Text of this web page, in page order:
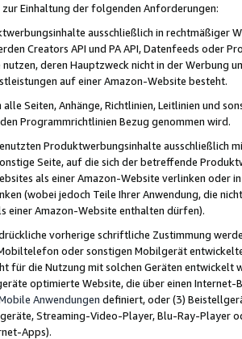
Einhaltung der folgenden Anforderungen:
ausschließlich in rechtmäßiger
Creators API und PA API, Datenfeeds oder
nutzen, deren Hauptzweck nicht in der Werbung
auf einer Amazon-Website besteht.
alle Seiten, Anhänge, Richtlinien, Leitlinien und
Programmrichtlinien Bezug genommen wird.
Produktwerbungsinhalte ausschließlich
Seite, auf die sich der betreffende
als einer Amazon-Website verlinken oder
(wobei jedoch Teile Ihrer Anwendung, die
einer Amazon-Website enthalten dürfen).
vorherige schriftliche Zustimmung
oder sonstigen Mobilgerät
für die Nutzung mit solchen Geräten
optimierte Website, die über einen
Anwendungen definiert, oder (3)
Streaming-Video-Player, Blu-Ray-Player
Apps).